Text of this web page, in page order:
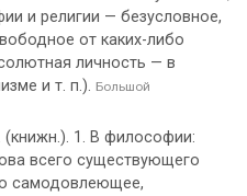
и религии — безусловное,
от каких-либо
личность — в
и т. п.). Большой
1. В философии:
всего существующего
самодовлеющее,